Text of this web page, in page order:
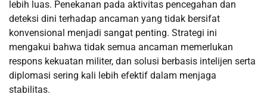
lebih luas. Penekanan pada aktivitas pencegahan dan
deteksi dini terhadap ancaman yang tidak bersifat
konvensional menjadi sangat penting. Strategi ini
mengakui bahwa tidak semua ancaman memerlukan
respons kekuatan militer, dan solusi berbasis intelijen serta
diplomasi sering kali lebih efektif dalam menjaga
stabilitas.